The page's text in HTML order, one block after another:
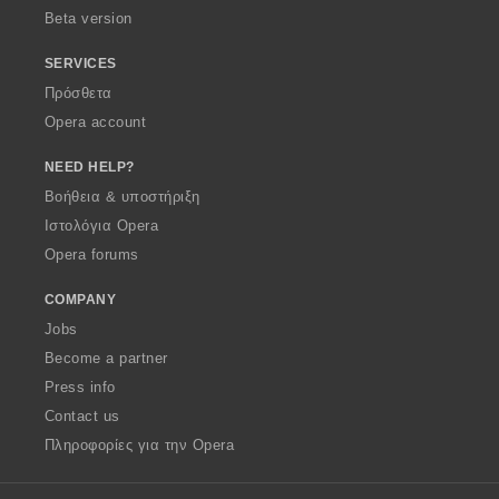
Beta version
SERVICES
Πρόσθετα
Opera account
NEED HELP?
Βοήθεια & υποστήριξη
Ιστολόγια Opera
Opera forums
COMPANY
Jobs
Become a partner
Press info
Contact us
Πληροφορίες για την Opera